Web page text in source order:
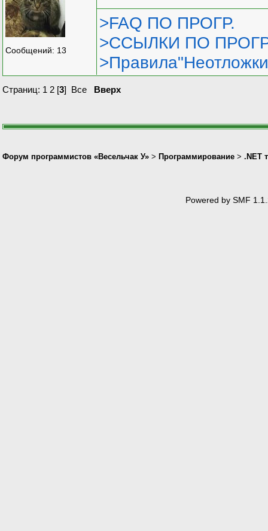
Сообщений: 13
>FAQ ПО ПРОГР.
>ССЫЛКИ ПО
Страниц: 1 2 [3] Все Вверх
Форум программистов «Весельчак У» > Программирование > .NET
Powered by SMF